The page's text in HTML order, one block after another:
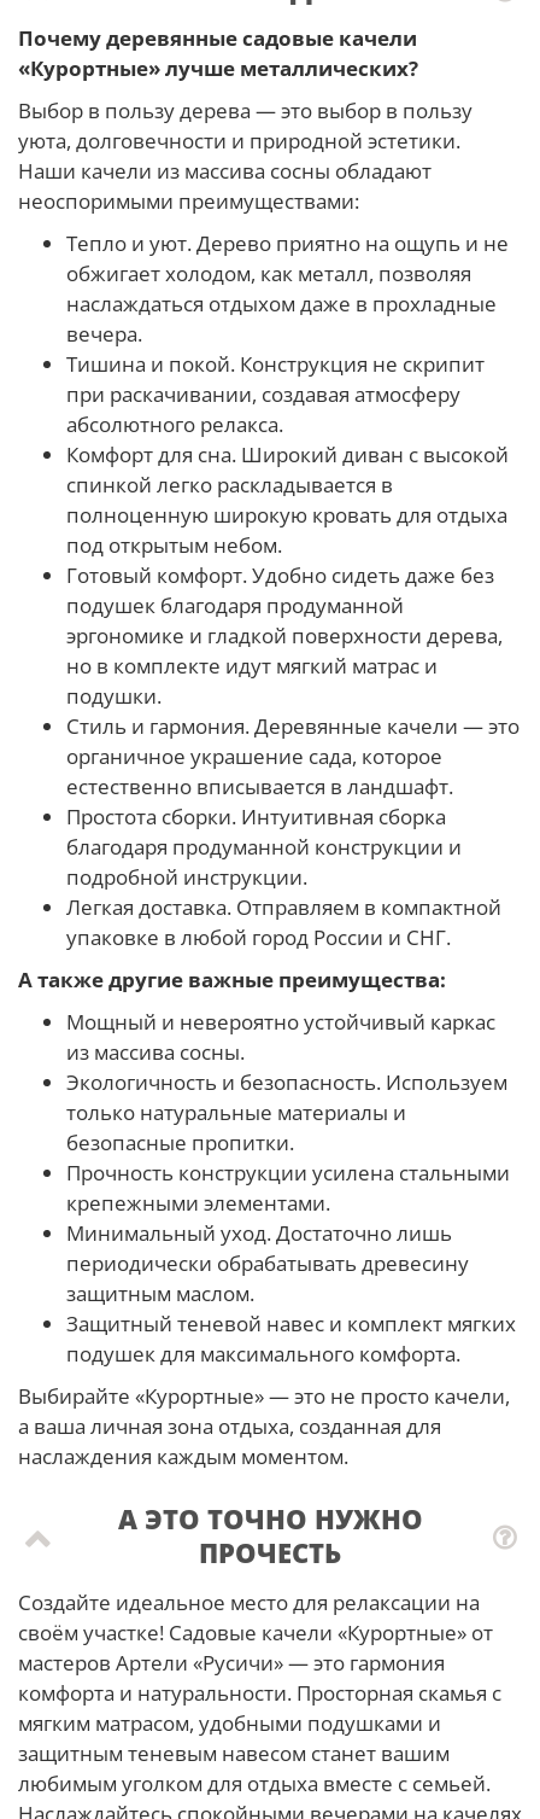
Почему деревянные садовые качели
«Курортные» лучше металлических?
Выбор в пользу дерева — это выбор в пользу
уюта, долговечности и природной эстетики.
Наши качели из массива сосны обладают
неоспоримыми преимуществами:
Тепло и уют. Дерево приятно на ощупь и не
обжигает холодом, как металл, позволяя
наслаждаться отдыхом даже в прохладные
вечера.
Тишина и покой. Конструкция не скрипит
при раскачивании, создавая атмосферу
абсолютного релакса.
Комфорт для сна. Широкий диван с высокой
спинкой легко раскладывается в
полноценную широкую кровать для отдыха
под открытым небом.
Готовый комфорт. Удобно сидеть даже без
подушек благодаря продуманной
эргономике и гладкой поверхности дерева,
но в комплекте идут мягкий матрас и
подушки.
Стиль и гармония. Деревянные качели — это
органичное украшение сада, которое
естественно вписывается в ландшафт.
Простота сборки. Интуитивная сборка
благодаря продуманной конструкции и
подробной инструкции.
Легкая доставка. Отправляем в компактной
упаковке в любой город России и СНГ.
А также другие важные преимущества:
Мощный и невероятно устойчивый каркас
из массива сосны.
Экологичность и безопасность. Используем
только натуральные материалы и
безопасные пропитки.
Прочность конструкции усилена стальными
крепежными элементами.
Минимальный уход. Достаточно лишь
периодически обрабатывать древесину
защитным маслом.
Защитный теневой навес и комплект мягких
подушек для максимального комфорта.
Выбирайте «Курортные» — это не просто качели,
а ваша личная зона отдыха, созданная для
наслаждения каждым моментом.
А ЭТО ТОЧНО НУЖНО
ПРОЧЕСТЬ
Создайте идеальное место для релаксации на
своём участке! Садовые качели «Курортные» от
мастеров Артели «Русичи» — это гармония
комфорта и натуральности. Просторная скамья с
мягким матрасом, удобными подушками и
защитным теневым навесом станет вашим
любимым уголком для отдыха вместе с семьей.
Наслаждайтесь спокойными вечерами на качелях